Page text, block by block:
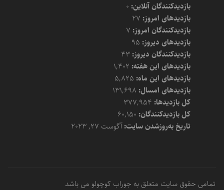
بازدیدکنندگان آنلاین: 0
بازدیدهای امروز: 27
بازدیدکنندگان امروز: 7
بازدیدهای دیروز: 95
بازدیدکنندگان دیروز:43
بازدیدهای این هفته: 1,402
بازدیدهای این ماه: 5,825
بازدیدهای امسال: 131,698
کل بازدیدها: 377,954
کل بازدیدکنند‌گان: 60,150
تاریخ به‌روزشدن سایت:آگوست 27, 2023
تمامی حقوق سایت متعلق به جوراب کوچولو می باشد